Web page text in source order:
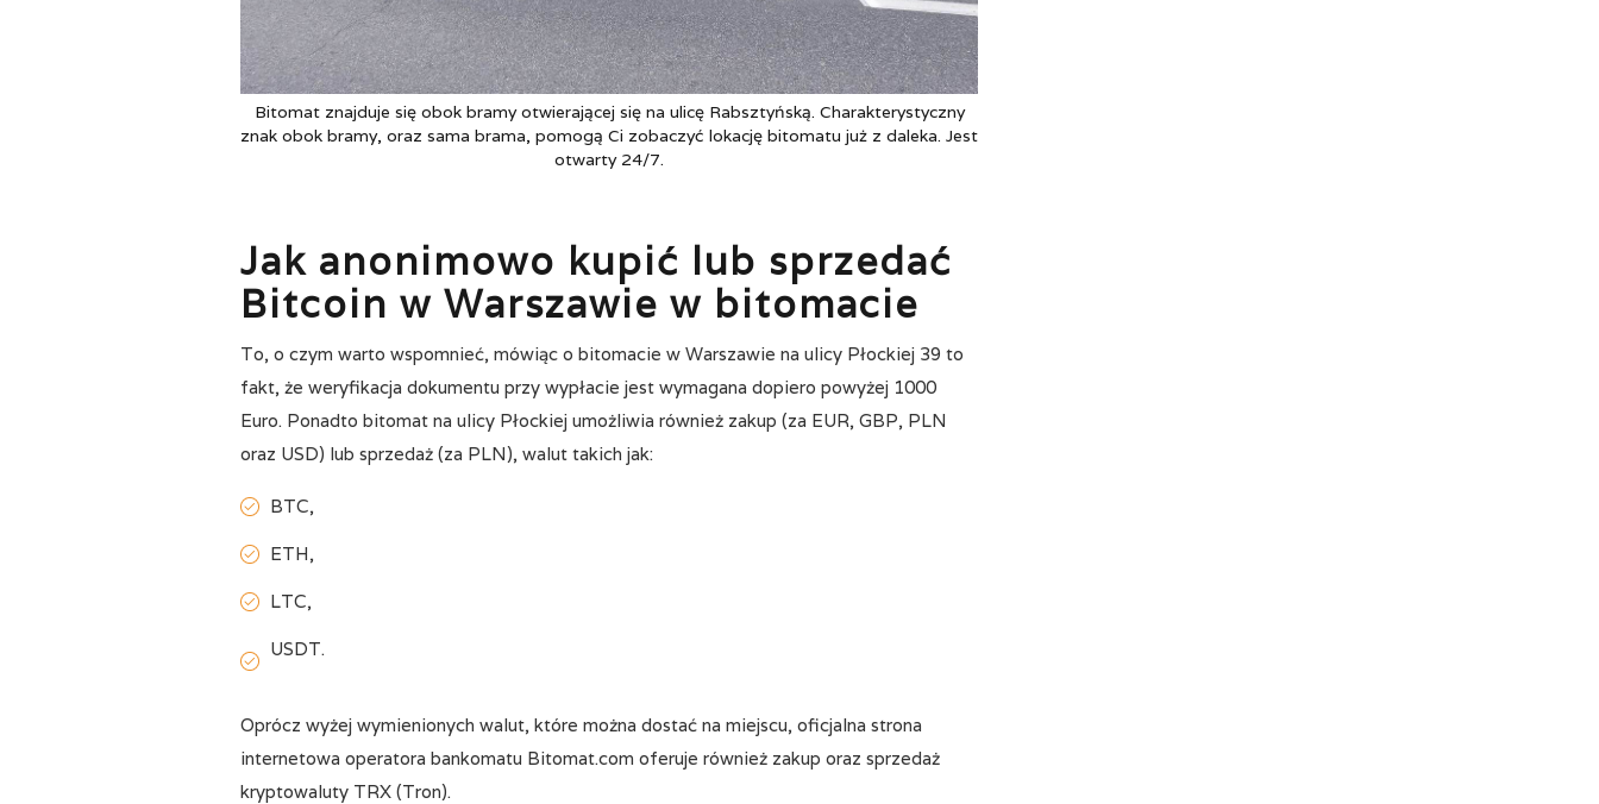
Bitomat znajduje się obok bramy otwierającej się na ulicę Rabsztyńską. Charakterystyczny
znak obok bramy, oraz sama brama, pomogą Ci zobaczyć lokację bitomatu już z daleka. Jest
otwarty 24/7.
Jak anonimowo kupić lub sprzedać
Bitcoin w Warszawie w bitomacie
To, o czym warto wspomnieć, mówiąc o bitomacie w Warszawie na ulicy Płockiej 39 to
fakt, że weryfikacja dokumentu przy wypłacie jest wymagana dopiero powyżej 1000
Euro. Ponadto bitomat na ulicy Płockiej umożliwia również zakup (za EUR, GBP, PLN
oraz USD) lub sprzedaż (za PLN), walut takich jak:
BTC,
ETH,
LTC,
USDT.
Oprócz wyżej wymienionych walut, które można dostać na miejscu, oficjalna strona
internetowa operatora bankomatu Bitomat.com oferuje również zakup oraz sprzedaż
kryptowaluty TRX (Tron).